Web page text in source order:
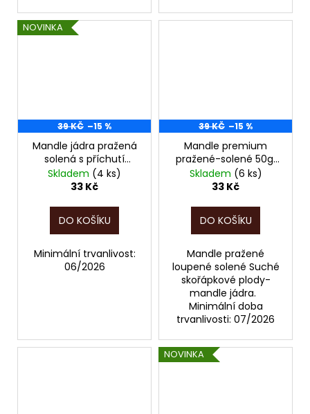
NOVINKA
39 KČ –15 %
Mandle jádra pražená
solená s příchutí
horčice 60g, POZOR,
EXPIRACE JEN DO
Skladem (4 ks)
33 Kč
DO KOŠÍKU
Minimální trvanlivost:
06/2026
39 KČ –15 %
Mandle premium
pražené-solené 50g,
POZOR, EXPIRACE JEN
DO 07/2026!!!
Skladem (6 ks)
33 Kč
DO KOŠÍKU
Mandle pražené
loupené solené Suché
skořápkové plody-
mandle jádra.
Minimální doba
trvanlivosti: 07/2026
NOVINKA